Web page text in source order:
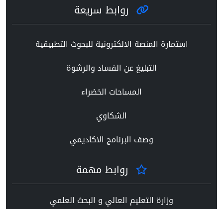
روابط سريعة
استمارة المنصة الالكترونية للبحوث التطبيقية
التبليغ عن الفساد والرشوة
المساحات الخضراء
الشكاوي
وصف البرنامج الاكاديمي
روابط مهمة
وزارة التعليم العالي و البحث العلمي